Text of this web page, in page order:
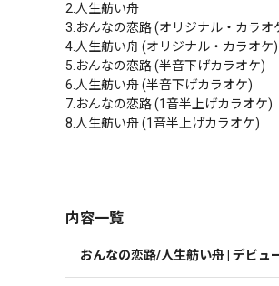
2.人生舫い舟
3.おんなの恋路 (オリジナル・カラオ
4.人生舫い舟 (オリジナル・カラオケ)
5.おんなの恋路 (半音下げカラオケ)
6.人生舫い舟 (半音下げカラオケ)
7.おんなの恋路 (1音半上げカラオケ)
8.人生舫い舟 (1音半上げカラオケ)
内容一覧
おんなの恋路/人生舫い舟 | デビュ